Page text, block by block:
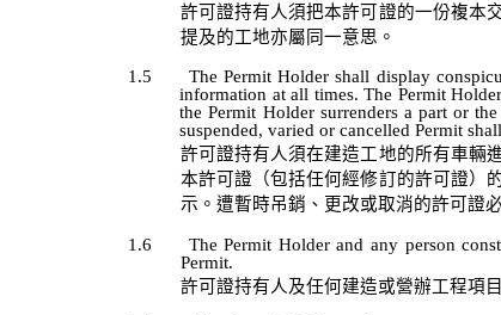
許可證持有人須把本許可證的一份複本
提及的工地亦屬同一意思。
1.5
The Permit Holder shall display
information at all times. The Permit
the Permit Holder surrenders a part or
suspended, varied or cancelled Permit
許可證持有人須在建造工地的所有車輛
本許可證（包括任何經修訂的許可證）
示。遭暫時吊銷、更改或取消的許可證
1.6 The Permit Holder and any person
Permit.
許可證持有人及任何建造或營辦工程項